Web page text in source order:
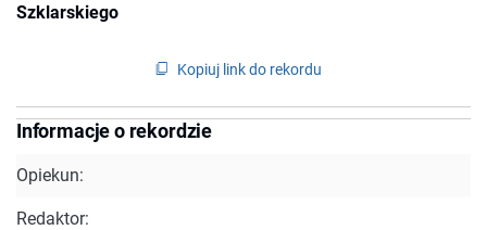
Szklarskiego
Kopiuj link do rekordu
Informacje o rekordzie
Opiekun:
Redaktor: